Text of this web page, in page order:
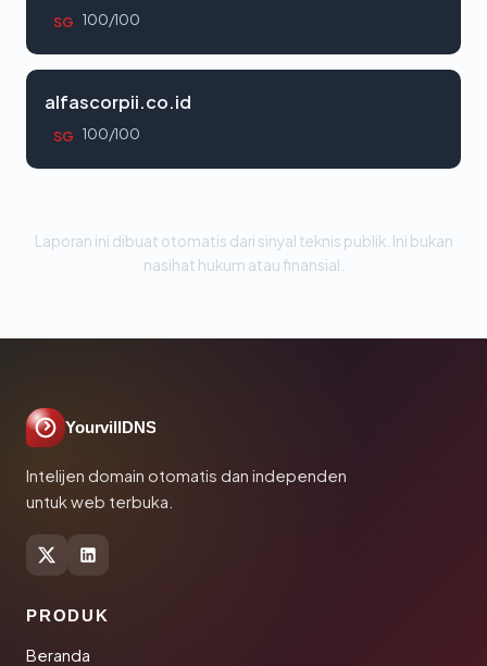
SG 100/100
alfascorpii.co.id
SG 100/100
Laporan ini dibuat otomatis dari sinyal teknis publik. Ini bukan
nasihat hukum atau finansial.
YourvillDNS
Intelijen domain otomatis dan independen
untuk web terbuka.
PRODUK
Beranda